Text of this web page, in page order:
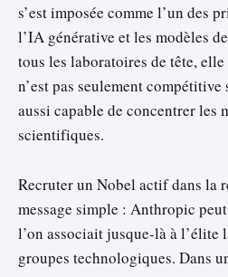
s’est imposée comme l’un des
l’IA générative et les modèles
tous les laboratoires de tête,
n’est pas seulement
aussi capable de concentrer les
scientifiques.
Recruter un Nobel actif dans la
message simple : Anthropic
l’on associait jusque-là à l’élite
groupes technologiques. Dans